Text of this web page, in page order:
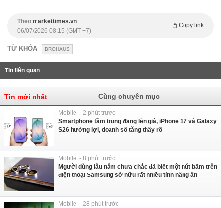
Theo markettimes.vn
Copy link
06/07/2026 08:15 (GMT +7)
TỪ KHÓA BROHAUS
Tin liên quan
Tin mới nhất Cùng chuyên mục
Mobile - 2 phút trước
Smartphone tầm trung đang lên giá, iPhone 17 và Galaxy
S26 hưởng lợi, doanh số tăng thấy rõ
Mobile - 8 phút trước
Mgười dùng lâu năm chưa chắc đã biết một nút bấm trên
điện thoại Samsung sở hữu rất nhiều tính năng ẩn
Mobile - 28 phút trước